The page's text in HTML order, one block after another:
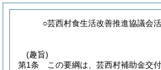
○芸西村食生活改善推進協議会
(趣旨)
第1条
この要綱は、芸西村補助金交